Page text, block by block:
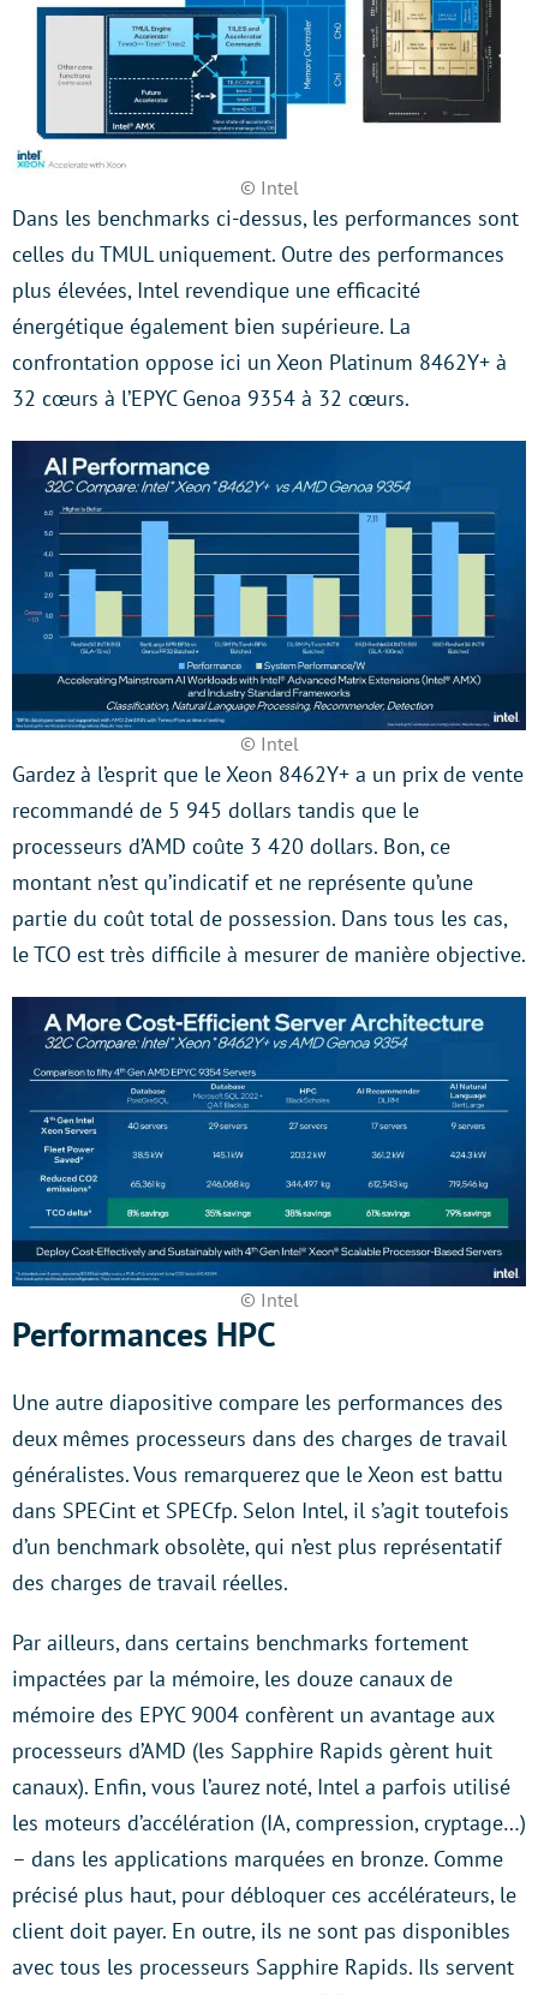
© Intel
Dans les benchmarks ci-dessus, les performances sont
celles du TMUL uniquement. Outre des performances
plus élevées, Intel revendique une efficacité
énergétique également bien supérieure. La
confrontation oppose ici un Xeon Platinum 8462Y+ à
32 cœurs à l’EPYC Genoa 9354 à 32 cœurs.
© Intel
Gardez à l’esprit que le Xeon 8462Y+ a un prix de vente
recommandé de 5 945 dollars tandis que le
processeurs d’AMD coûte 3 420 dollars. Bon, ce
montant n’est qu’indicatif et ne représente qu’une
partie du coût total de possession. Dans tous les cas,
le TCO est très difficile à mesurer de manière objective.
© Intel
Performances HPC
Une autre diapositive compare les performances des
deux mêmes processeurs dans des charges de travail
généralistes. Vous remarquerez que le Xeon est battu
dans SPECint et SPECfp. Selon Intel, il s’agit toutefois
d’un benchmark obsolète, qui n’est plus représentatif
des charges de travail réelles.
Par ailleurs, dans certains benchmarks fortement
impactées par la mémoire, les douze canaux de
mémoire des EPYC 9004 confèrent un avantage aux
processeurs d’AMD (les Sapphire Rapids gèrent huit
canaux). Enfin, vous l’aurez noté, Intel a parfois utilisé
les moteurs d’accélération (IA, compression, cryptage…)
– dans les applications marquées en bronze. Comme
précisé plus haut, pour débloquer ces accélérateurs, le
client doit payer. En outre, ils ne sont pas disponibles
avec tous les processeurs Sapphire Rapids. Ils servent